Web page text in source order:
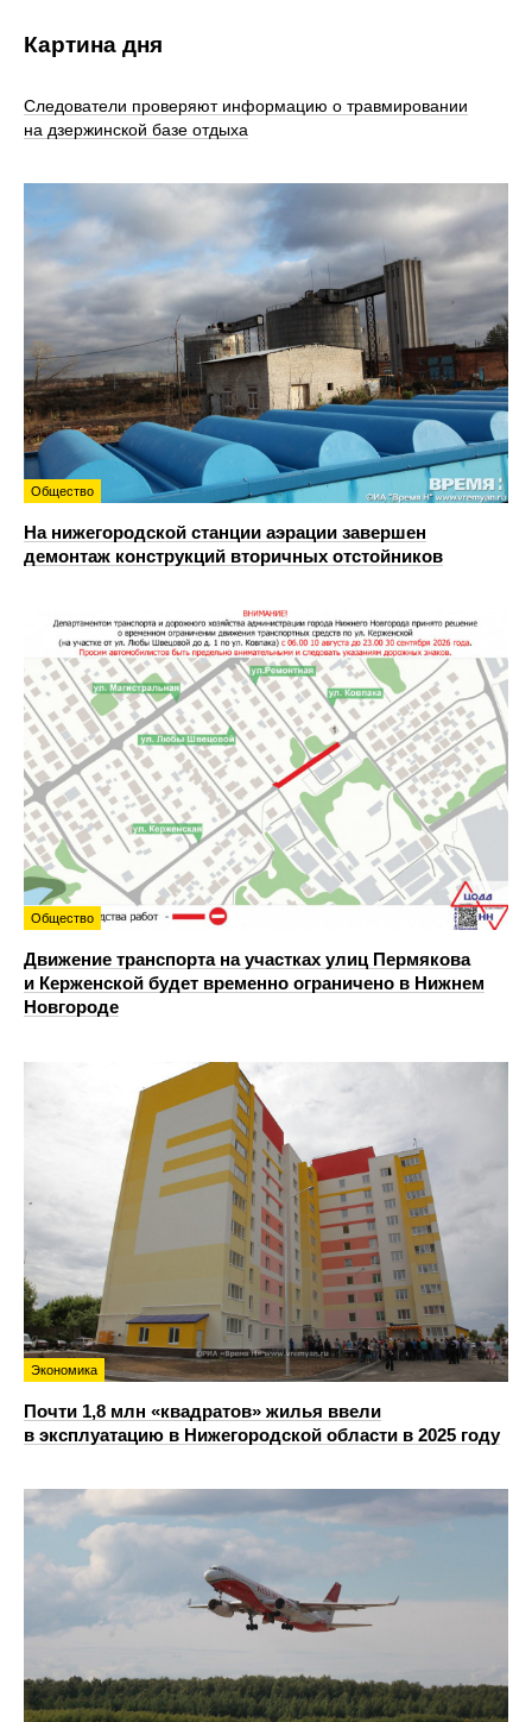
Картина дня
Следователи проверяют информацию о травмировании
на дзержинской базе отдыха
Общество
На нижегородской станции аэрации завершен
демонтаж конструкций вторичных отстойников
Общество
Движение транспорта на участках улиц Пермякова
и Керженской будет временно ограничено в Нижнем
Новгороде
Экономика
Почти 1,8 млн «квадратов» жилья ввели
в эксплуатацию в Нижегородской области в 2025 году